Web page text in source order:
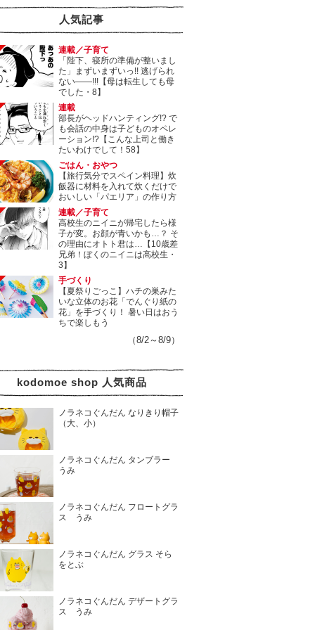
人気記事
連載／子育て
「陛下、寝所の準備が整いまし
た」まずいまずいっ!! 逃げられ
ない――!!!【母は転生しても母
でした・8】
連載
部長がヘッドハンティング!? で
も会話の中身は子どものオペレ
ーション!?【こんな上司と働き
たいわけでして！58】
ごはん・おやつ
【旅行気分でスペイン料理】炊
飯器に材料を入れて炊くだけで
おいしい「パエリア」の作り方
連載／子育て
高校生のニイニが帰宅したら様
子が変。お顔が青いかも…？ そ
の理由にオトト君は…【10歳差
兄弟！ぼくのニイニは高校生・
3】
手づくり
【夏祭りごっこ】ハチの巣みた
いな立体のお花「でんぐり紙の
花」を手づくり！ 暑い日はおう
ちで楽しもう
（8/2～8/9）
kodomoe shop 人気商品
ノラネコぐんだん なりきり帽子
（大、小）
ノラネコぐんだん タンブラー
うみ
ノラネコぐんだん フロートグラ
ス うみ
ノラネコぐんだん グラス そら
をとぶ
ノラネコぐんだん デザートグラ
ス うみ